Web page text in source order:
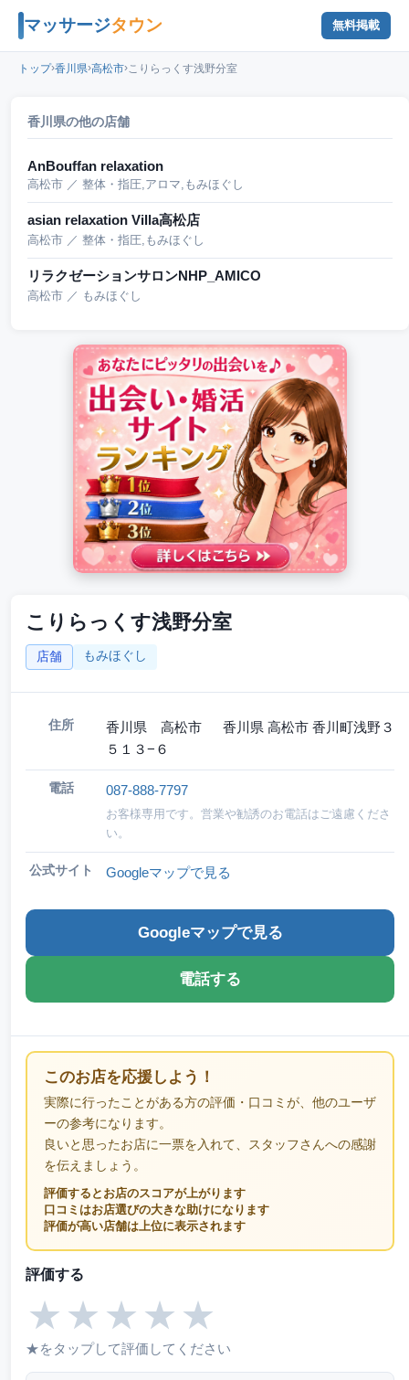
マッサージタウン 無料掲載
トップ›香川県›高松市›こりらっくす浅野分室
こりらっくす浅野分室
店舗 もみほぐし
住所
香川県 高松市 香川県 高松市 香川町浅野３
５１３−６
電話 087-888-7797
お客様専用です。営業や勧誘のお電話はご遠慮くださ
い。
公式サイト Googleマップで見る
Googleマップで見る
電話する
このお店を応援しよう！
実際に行ったことがある方の評価・口コミが、他のユーザ
ーの参考になります。
良いと思ったお店に一票を入れて、スタッフさんへの感謝
を伝えましょう。
評価するとお店のスコアが上がります
口コミはお店選びの大きな助けになります
評価が高い店舗は上位に表示されます
評価する
★ ★ ★ ★ ★
★をタップして評価してください
香川県の他の店舗
AnBouffan relaxation
高松市 ／ 整体・指圧,アロマ,もみほぐし
asian relaxation Villa高松店
高松市 ／ 整体・指圧,もみほぐし
リラクゼーションサロンNHP_AMICO
高松市 ／ もみほぐし